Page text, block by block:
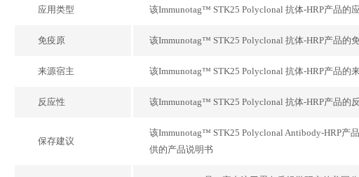
应用类型 该Immunotag™ STK25 Polyclonal 抗体-HRP产品的
免疫原 该Immunotag™ STK25 Polyclonal 抗体-HRP产品的
来源宿主 该Immunotag™ STK25 Polyclonal 抗体-HRP产品的
反应性 该Immunotag™ STK25 Polyclonal 抗体-HRP产品的
保存建议
该Immunotag™ STK25 Polyclonal Antibody-HRP产
供的产品说明书